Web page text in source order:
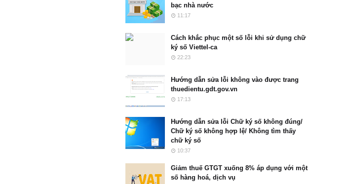
bạc nhà nước
11:17
Cách khắc phục một số lỗi khi sử dụng chữ
ký số Viettel-ca
22:23
Hướng dẫn sửa lỗi không vào được trang
thuedientu.gdt.gov.vn
17:13
Hướng dẫn sửa lỗi Chữ ký số không đúng/
Chữ ký số không hợp lệ/ Không tìm thấy
chữ ký số
10:37
Giảm thuế GTGT xuống 8% áp dụng với một
số hàng hoá, dịch vụ